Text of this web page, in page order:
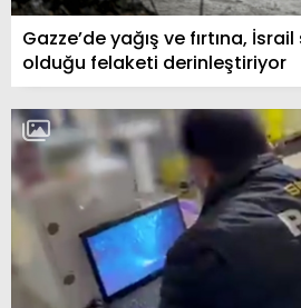
Gazze’de yağış ve fırtına, İsrail
olduğu felaketi derinleştiriyor